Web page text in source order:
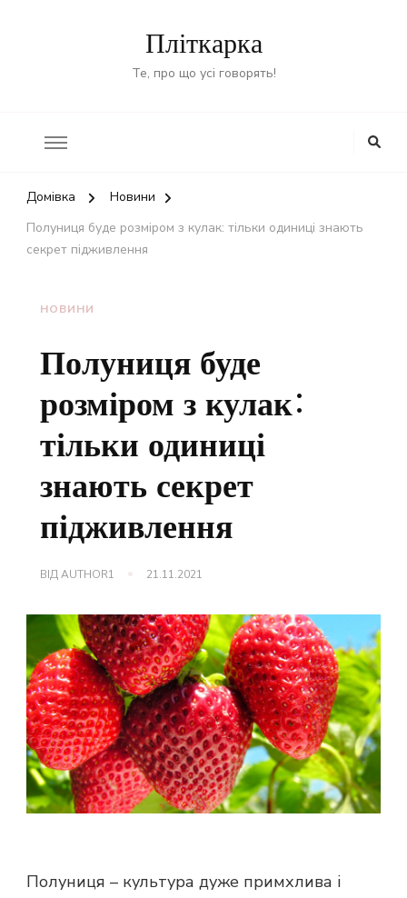
Пліткарка
Те, про що усі говорять!
Домівка
Новини
Полуниця буде розміром з кулак: тільки одиниці знають
секрет підживлення
НОВИНИ
Полуниця буде
розміром з кулак:
тільки одиниці
знають секрет
підживлення
ВІДAUTHOR1 21.11.2021
Полуниця – культура дуже примхлива і